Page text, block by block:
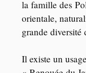
la famille des
orientale,
grande
Il existe un